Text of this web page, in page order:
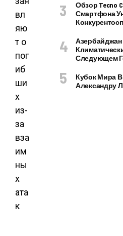
Обзор Tecno
Смартфона
Следующем
Кубок Мира
Александру